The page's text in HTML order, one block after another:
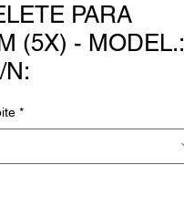
PARA
(5X) - MODEL.:
N:
*